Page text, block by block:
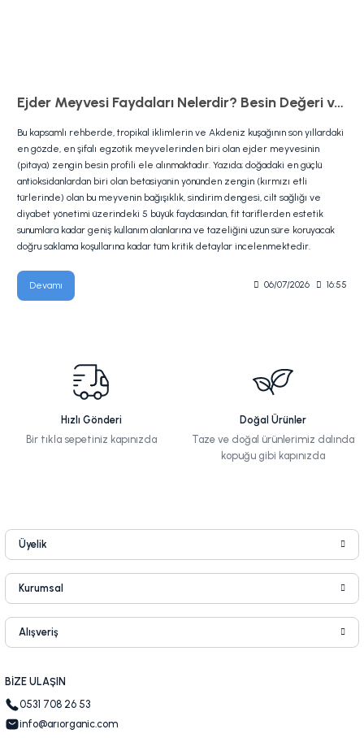
Ejder Meyvesi Faydaları Nelerdir? Besin Değeri ve Kullanımı
Bu kapsamlı rehberde, tropikal iklimlerin ve Akdeniz kuşağının son yıllardaki
en gözde, en şifalı egzotik meyvelerinden biri olan ejder meyvesinin
(pitaya) zengin besin profili ele alınmaktadır. Yazıda; doğadaki en güçlü
antioksidanlardan biri olan betasiyanin yönünden zengin (kırmızı etli
türlerinde) olan bu meyvenin bağışıklık, sindirim dengesi, cilt sağlığı ve
diyabet yönetimi üzerindeki 5 büyük faydasından, fit tariflerden estetik
sunumlara kadar geniş kullanım alanlarına ve tazeliğini uzun süre koruyacak
doğru saklama koşullarına kadar tüm kritik detaylar incelenmektedir.
Devamı 06/07/2026 16:55
Hızlı Gönderi
Bir tıkla sepetiniz kapınızda
Doğal Ürünler
Taze ve doğal ürünlerimiz dalında
kopuğu gibi kapınızda
Üyelik
Kurumsal
Alışveriş
BİZE ULAŞIN
0531 708 26 53
info@arıorganic.com